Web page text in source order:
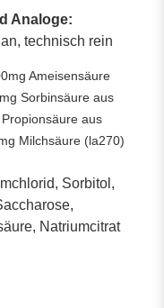
Analoge:
technisch rein
Ameisensäure
Sorbinsäure aus
aus
Milchsäure (la270)
Sorbitol,
Natriumcitrat